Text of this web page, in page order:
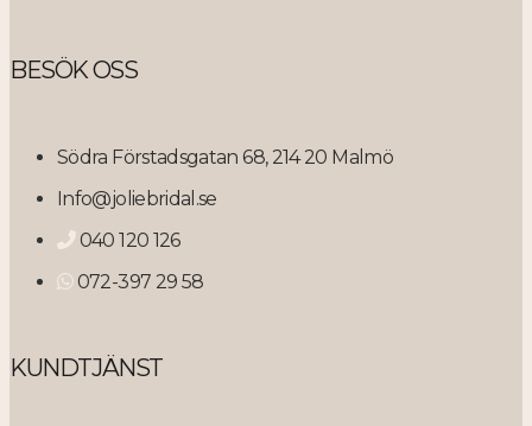
BESÖK OSS
Södra Förstadsgatan 68, 214 20 Malmö
Info@joliebridal.se
040 120 126
072-397 29 58
KUNDTJÄNST